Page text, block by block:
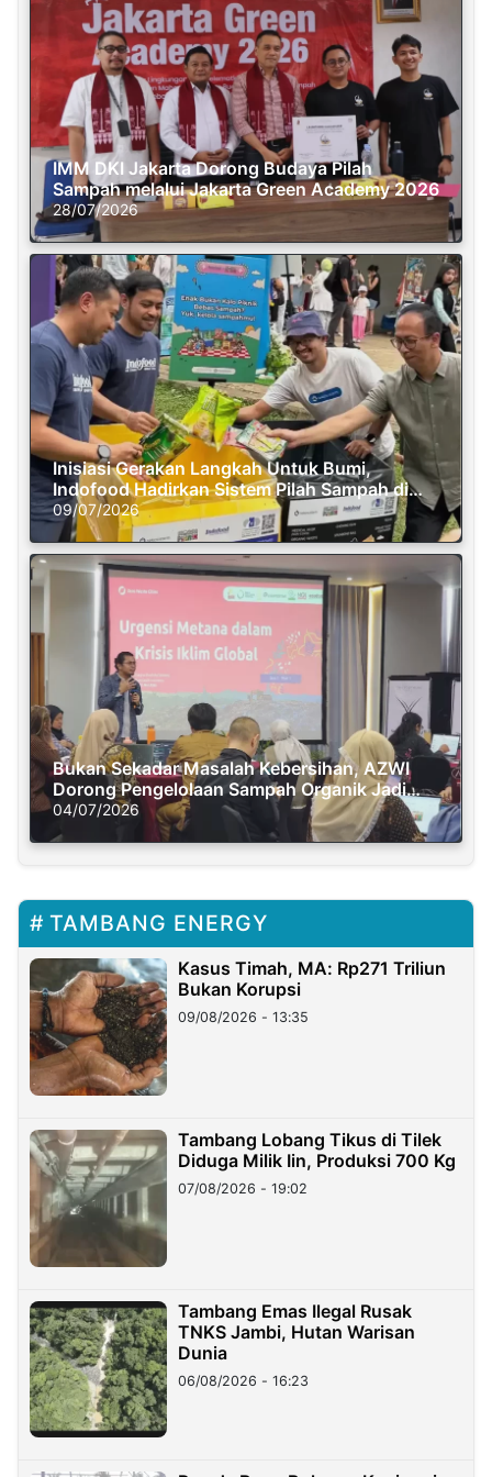
IMM DKI Jakarta Dorong Budaya Pilah
Sampah melalui Jakarta Green Academy 2026
28/07/2026
Inisiasi Gerakan Langkah Untuk Bumi,
Indofood Hadirkan Sistem Pilah Sampah di
Semasa Piknik
09/07/2026
Bukan Sekadar Masalah Kebersihan, AZWI
Dorong Pengelolaan Sampah Organik Jadi
Solusi Krisis Iklim
04/07/2026
TAMBANG ENERGY
Kasus Timah, MA: Rp271 Triliun
Bukan Korupsi
09/08/2026 - 13:35
Tambang Lobang Tikus di Tilek
Diduga Milik Iin, Produksi 700 Kg
07/08/2026 - 19:02
Tambang Emas Ilegal Rusak
TNKS Jambi, Hutan Warisan
Dunia
06/08/2026 - 16:23